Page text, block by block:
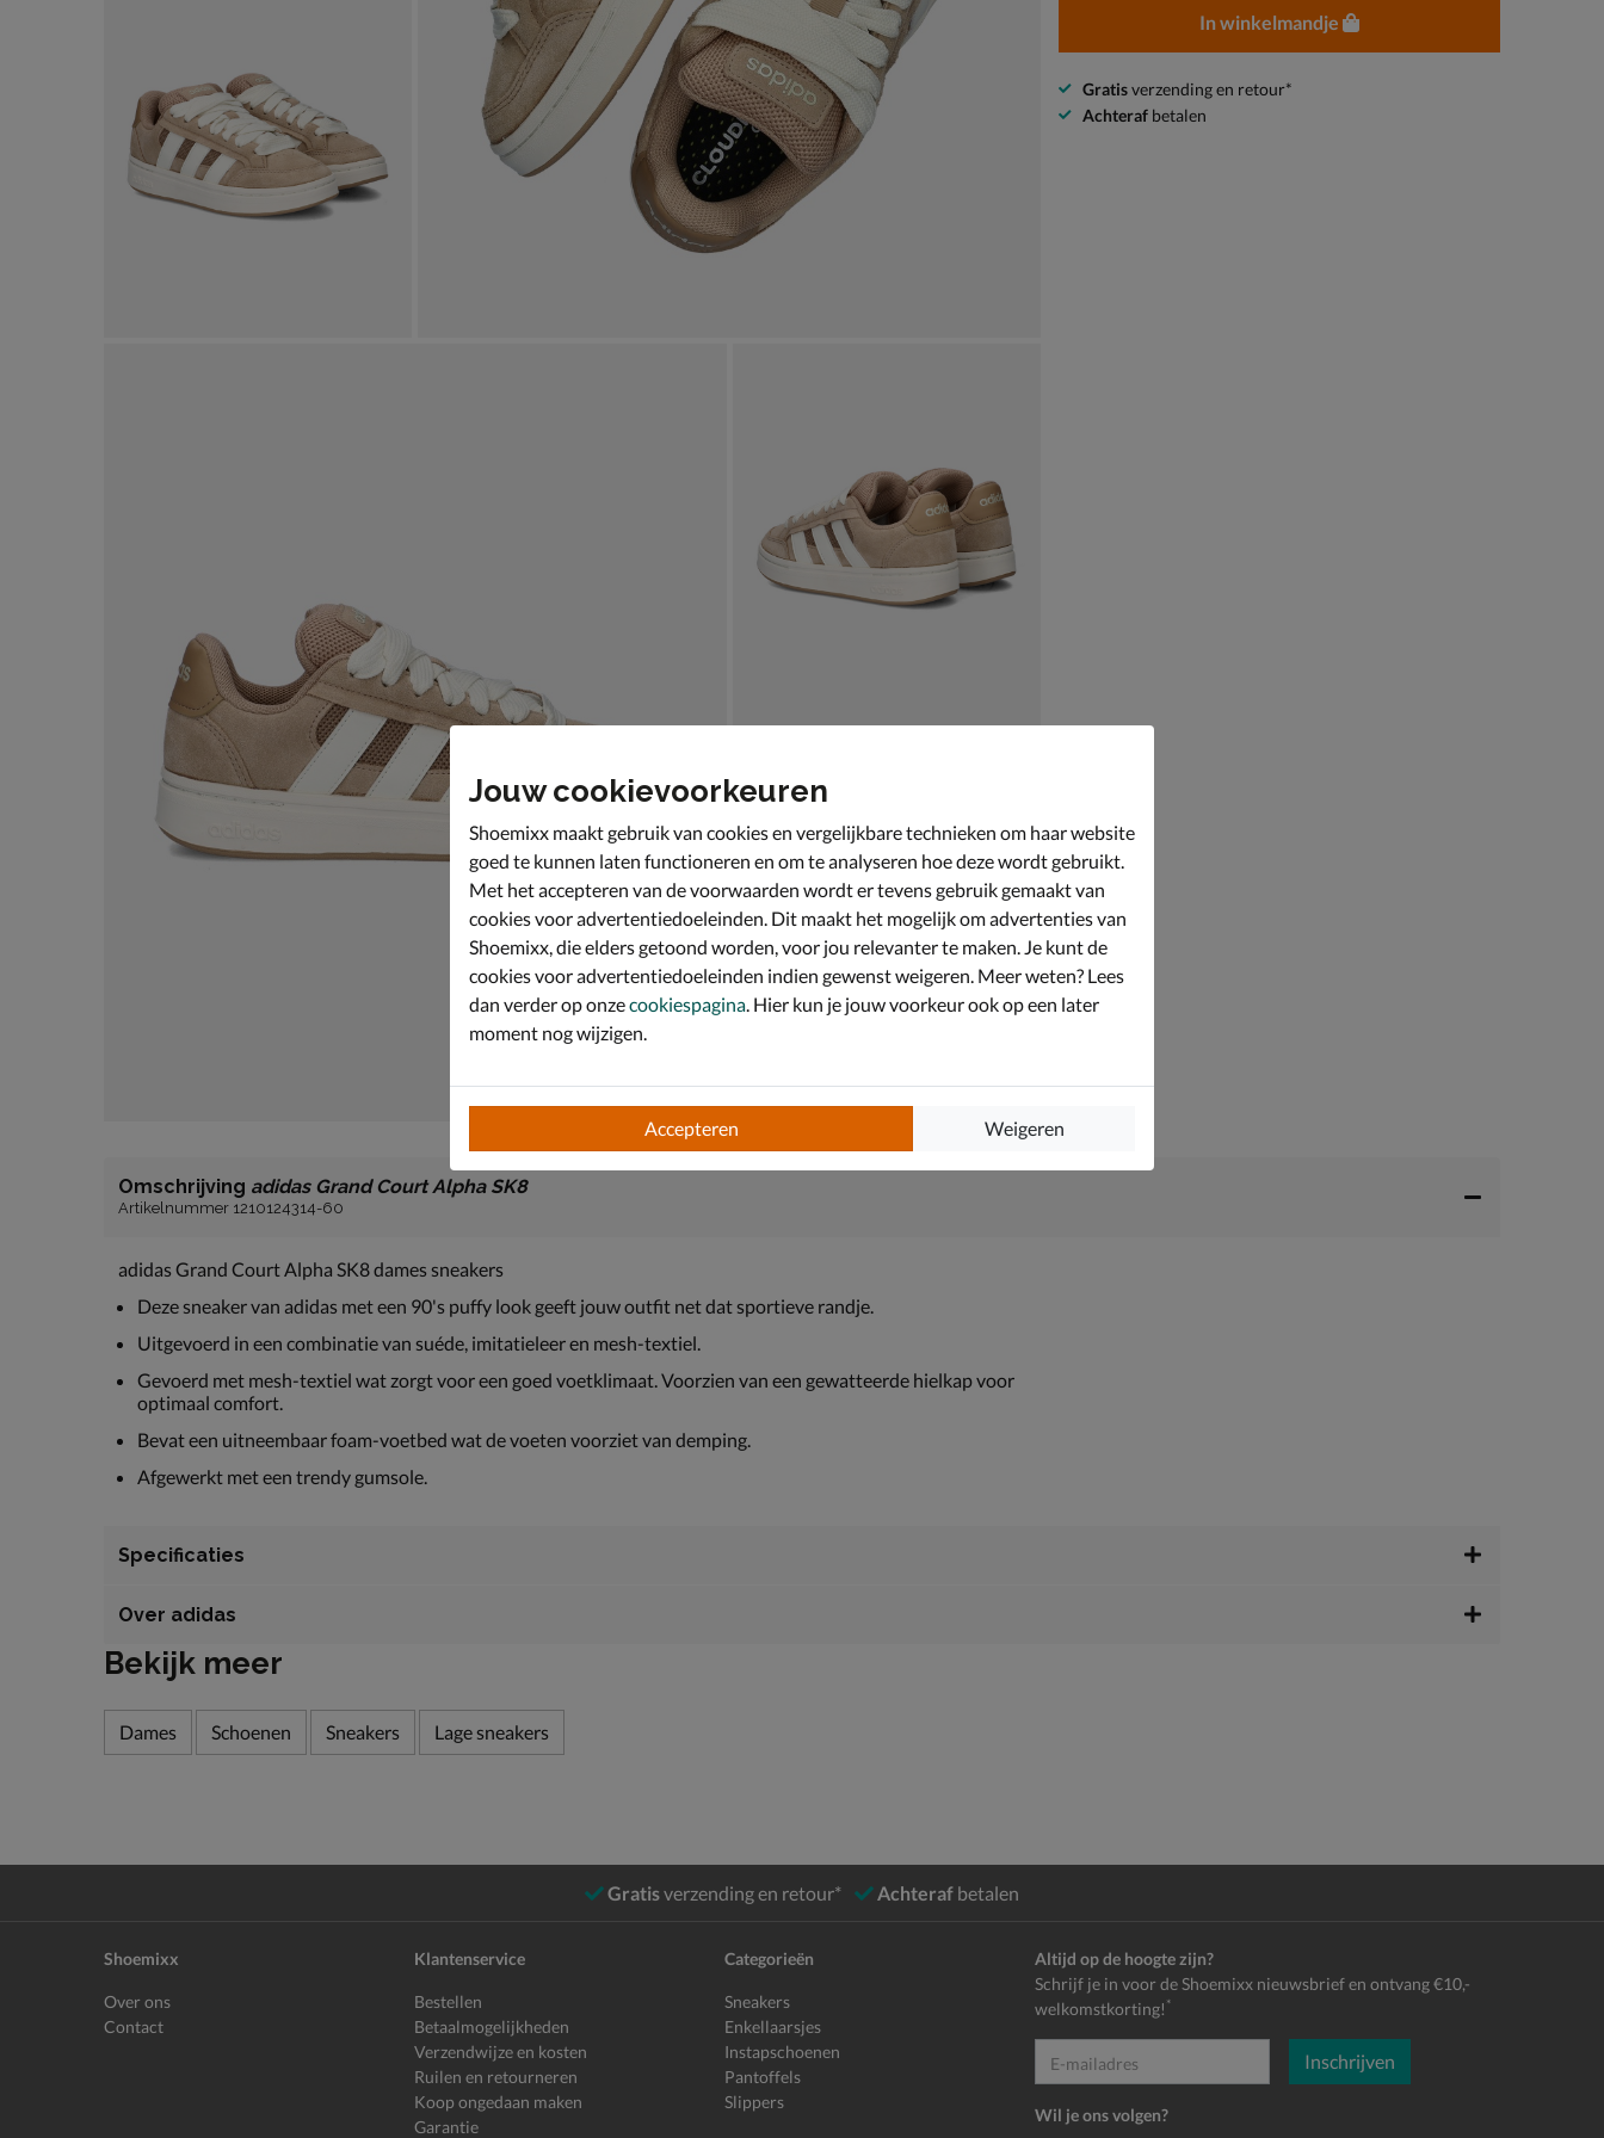
In winkelmandje
Gratisverzending en retour*
Achteraf betalen
Omschrijving adidas Grand Court Alpha SK8
Artikelnummer 1210124314-60
adidas Grand Court Alpha SK8 dames sneakers
Deze sneaker van adidas met een 90's puffy look geeft jouw outfit net dat sportieve randje.
Uitgevoerd in een combinatie van suéde, imitatieleer en mesh-textiel.
Gevoerd met mesh-textiel wat zorgt voor een goed voetklimaat. Voorzien van een gewatteerde hielkap voor
optimaal comfort.
Bevat een uitneembaar foam-voetbed wat de voeten voorziet van demping.
Afgewerkt met een trendy gumsole.
Specificaties
Over adidas
Bekijk meer
Dames Schoenen Sneakers Lage sneakers
Gratisverzending en retour* Achteraf betalen
Shoemixx
Over ons
Contact
Klantenservice
Bestellen
Betaalmogelijkheden
Verzendwijze en kosten
Ruilen en retourneren
Koop ongedaan maken
Garantie
Categorieën
Sneakers
Enkellaarsjes
Instapschoenen
Pantoffels
Slippers
Altijd op de hoogte zijn?
Schrijf je in voor de Shoemixx nieuwsbrief en ontvang €10,-
welkomstkorting! *
E-mailadres Inschrijven
Wil je ons volgen?
Jouw cookievoorkeuren
Shoemixx maakt gebruik van cookies en vergelijkbare technieken om haar website
goed te kunnen laten functioneren en om te analyseren hoe deze wordt gebruikt.
Met het accepteren van de voorwaarden wordt er tevens gebruik gemaakt van
cookies voor advertentiedoeleinden. Dit maakt het mogelijk om advertenties van
Shoemixx, die elders getoond worden, voor jou relevanter te maken. Je kunt de
cookies voor advertentiedoeleinden indien gewenst weigeren. Meer weten? Lees
dan verder op onzecookiespagina . Hier kun je jouw voorkeur ook op een later
moment nog wijzigen.
Accepteren Weigeren